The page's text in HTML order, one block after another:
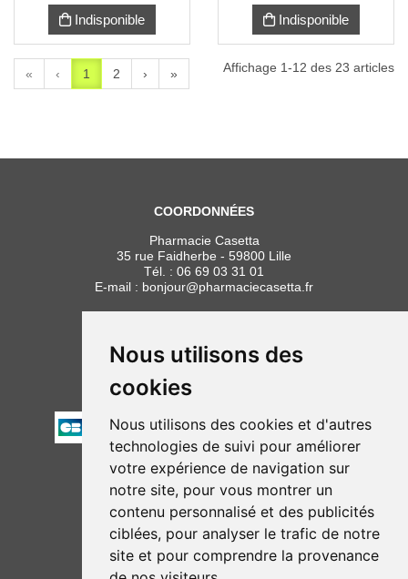
Nous utilisons des
cookies
Nous utilisons des cookies et d'autres
technologies de suivi pour améliorer
votre expérience de navigation sur
notre site, pour vous montrer un
contenu personnalisé et des publicités
ciblées, pour analyser le trafic de notre
site et pour comprendre la provenance
Indisponible Indisponible
« ‹ 1 2 › » Affichage 1-12 des 23 articles
COORDONNÉES
Pharmacie Casetta
35 rue Faidherbe - 59800 Lille
Tél. : 06 69 03 31 01
E-mail : bonjour@pharmaciecasetta.fr
HORAIRES
Lundi au vendredi : 8h30 à 19h30
Samedi : 9h00 à 19h30
PAIEMENT
NOUS SUIVRE